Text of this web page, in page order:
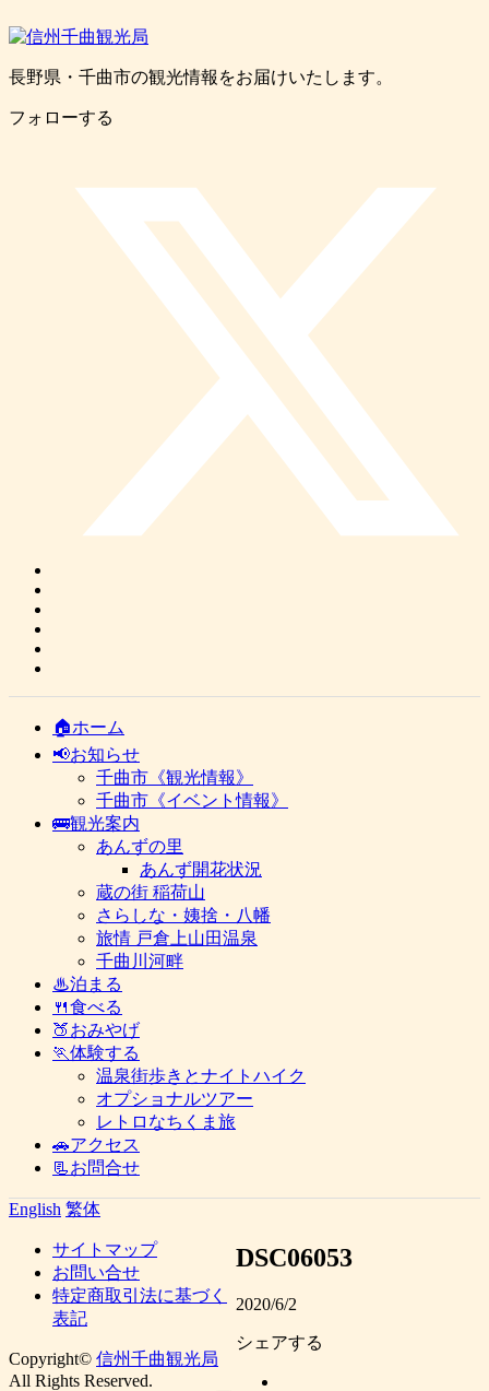
長野県・千曲市の観光情報をお届けいたします。
フォローする
🏠ホーム
📢お知らせ
千曲市《観光情報》
千曲市《イベント情報》
🚌観光案内
あんずの里
あんず開花状況
蔵の街 稲荷山
さらしな・姨捨・八幡
旅情 戸倉上山田温泉
千曲川河畔
♨泊まる
🍴食べる
🍑おみやげ
🏃体験する
温泉街歩きとナイトハイク
オプショナルツアー
レトロなちくま旅
🚗アクセス
📃お問合せ
English 繁体
DSC06053
2020/6/2
シェアする
サイトマップ
お問い合せ
特定商取引法に基づく
表記
Copyright© 信州千曲観光局
All Rights Reserved.